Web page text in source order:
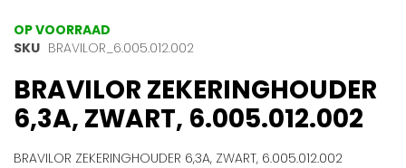
Ga
naar
begin
van
de
afbeeldingen-
gallerij
OP VOORRAAD
SKU BRAVILOR_6.005.012.002
BRAVILOR ZEKERINGHOUDER
6,3A, ZWART, 6.005.012.002
BRAVILOR ZEKERINGHOUDER 6,3A, ZWART, 6.005.012.002